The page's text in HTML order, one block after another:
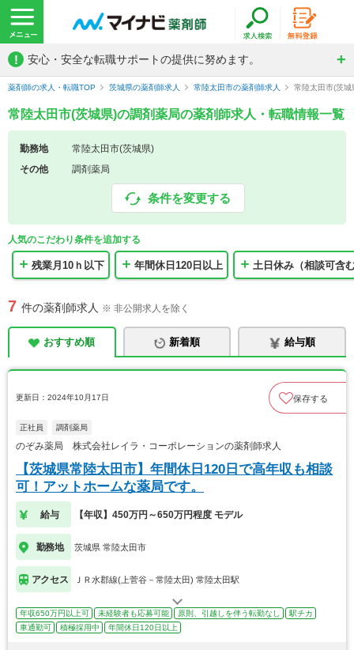
! 安心・安全な転職サポートの提供に努めます。
薬剤師の求人・転職TOP 茨城県の薬剤師求人 常陸太田市の薬剤師求人 常陸太田市(茨
常陸太田市(茨城県)の調剤薬局の薬剤師求人・転職情報一覧
勤務地
常陸太田市(茨城県)
その他
調剤薬局
条件を変更する
人気のこだわり条件を追加する
残業月10ｈ以下 年間休日120日以上 土日休み（相談可含
7 件の薬剤師求人 ※ 非公開求人を除く
おすすめ順 新着順 給与順
更新日：2024年10月17日 保存する
正社員 調剤薬局
のぞみ薬局 株式会社レイラ・コーポレーションの薬剤師求人
【茨城県常陸太田市】年間休日120日で高年収も相談
可！アットホームな薬局です。
給与 【年収】450万円～650万円程度 モデル
勤務地 茨城県 常陸太田市
アクセス ＪＲ水郡線(上菅谷－常陸太田) 常陸太田駅
年収650万円以上可 未経験者も応募可能 原則、引越しを伴う転勤なし
駅チカ
車通勤可
積極採用中 年間休日120日以上